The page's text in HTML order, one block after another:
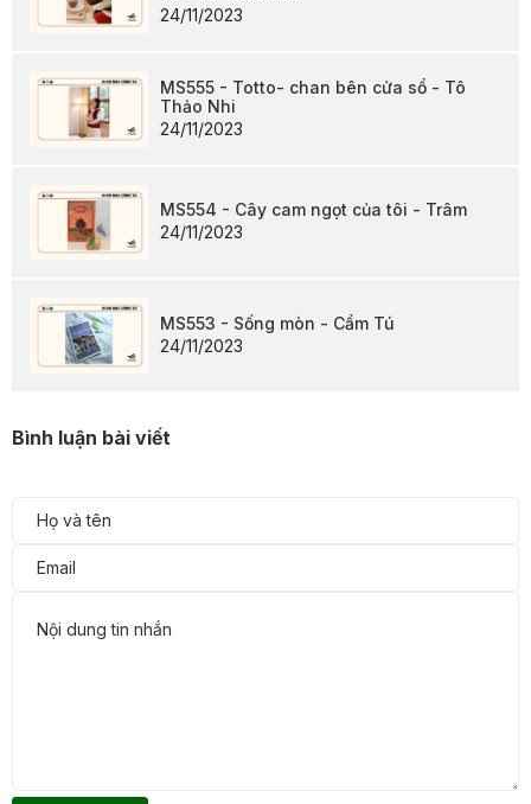
24/11/2023
MS555 - Totto- chan bên cửa sổ - Tô
Thảo Nhi
24/11/2023
MS554 - Cây cam ngọt của tôi - Trâm
24/11/2023
MS553 - Sống mòn - Cẩm Tú
24/11/2023
Bình luận bài viết